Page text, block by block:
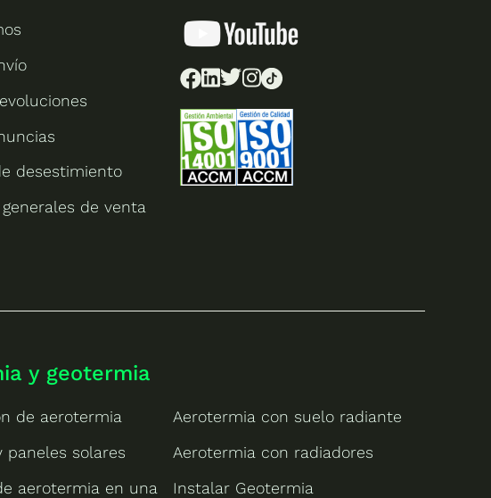
desestimiento
de venta
y geotermia
de aerotermia
paneles solares
aerotermia en una
Aerotermia con suelo radiante
Aerotermia con radiadores
Instalar Geotermia